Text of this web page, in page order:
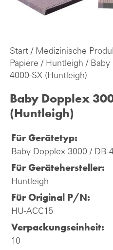
Start / Medizinische
Papiere / Huntleigh / Baby
4000-SX (Huntleigh)
Baby Dopplex
(Huntleigh)
Für Gerätetyp:
Baby Dopplex 3000 / DB-
Für Gerätehersteller:
Huntleigh
Für Original P/N:
HU-ACC15
Verpackungseinheit:
10